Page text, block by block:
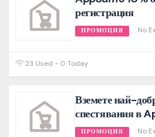
регистрация
ПРОМОЦИЯ No
23 Used - 0 Today
Вземете най-
спестявания в
ПРОМОЦИЯ No